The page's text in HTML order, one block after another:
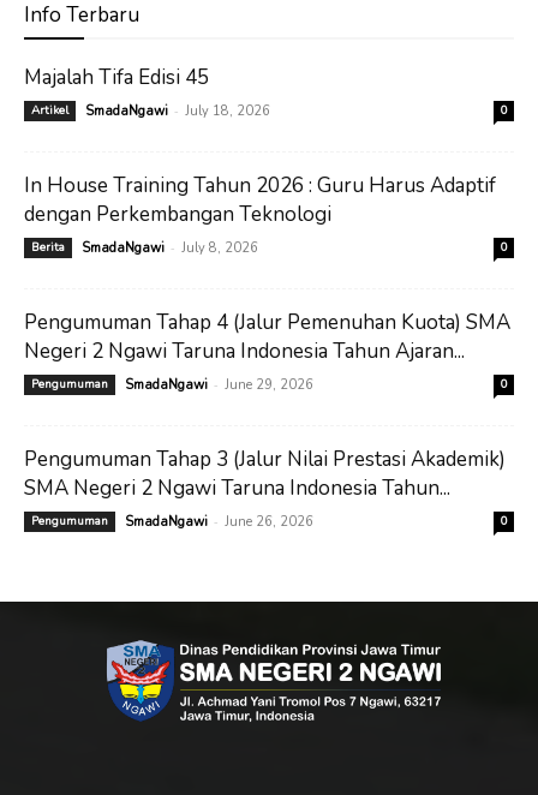
Info Terbaru
Majalah Tifa Edisi 45
Artikel SmadaNgawi - July 18, 2026 0
In House Training Tahun 2026 : Guru Harus Adaptif
dengan Perkembangan Teknologi
Berita SmadaNgawi - July 8, 2026 0
Pengumuman Tahap 4 (Jalur Pemenuhan Kuota) SMA
Negeri 2 Ngawi Taruna Indonesia Tahun Ajaran...
Pengumuman SmadaNgawi - June 29, 2026 0
Pengumuman Tahap 3 (Jalur Nilai Prestasi Akademik)
SMA Negeri 2 Ngawi Taruna Indonesia Tahun...
Pengumuman SmadaNgawi - June 26, 2026 0